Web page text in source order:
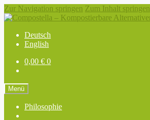
Zur Navigation springen Zum Inhalt springen
Deutsch
English
0,00 € 0
Menü
Philosophie